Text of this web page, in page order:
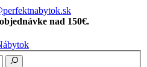
nad 150€.